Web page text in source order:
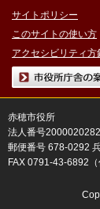
サイトポリシー
このサイトの使い方
アクセシビリティ方
市役所庁舎の案内図
赤穂市役所
法人番号
郵便番号 678-0292
FAX 0791-43-6892（